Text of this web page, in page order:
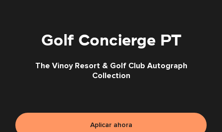
Golf Concierge PT
The Vinoy Resort & Golf Club Autograph
Collection
Aplicar ahora